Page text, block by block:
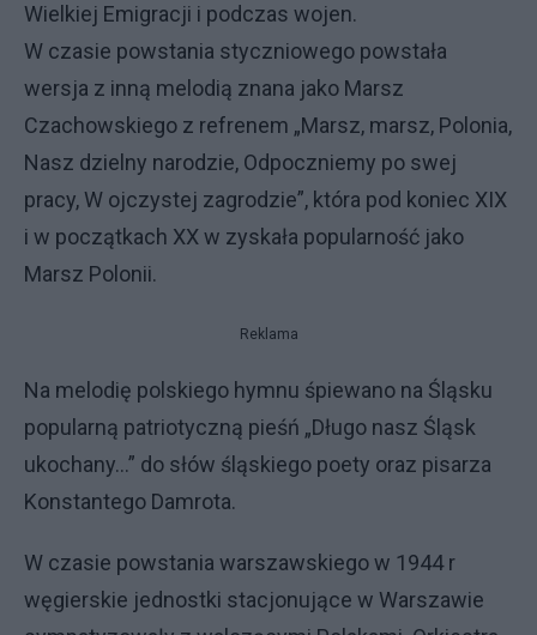
Wielkiej Emigracji i podczas wojen.
W czasie powstania styczniowego powstała
wersja z inną melodią znana jako Marsz
Czachowskiego z refrenem „Marsz, marsz, Polonia,
Nasz dzielny narodzie, Odpoczniemy po swej
pracy, W ojczystej zagrodzie”, która pod koniec XIX
i w początkach XX w zyskała popularność jako
Marsz Polonii.
Reklama
Na melodię polskiego hymnu śpiewano na Śląsku
popularną patriotyczną pieśń „Długo nasz Śląsk
ukochany…” do słów śląskiego poety oraz pisarza
Konstantego Damrota.
W czasie powstania warszawskiego w 1944 r
węgierskie jednostki stacjonujące w Warszawie